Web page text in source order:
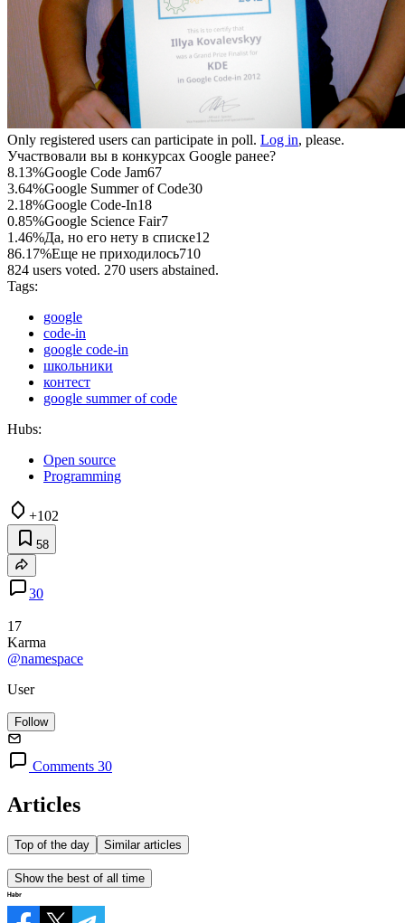
Only registered users can participate in poll. Log in, please.
Участвовали вы в конкурсах Google ранее?
8.13%Google Code Jam67
3.64%Google Summer of Code30
2.18%Google Code-In18
0.85%Google Science Fair7
1.46%Да, но его нету в списке12
86.17%Еще не приходилось710
824 users voted. 270 users abstained.
Tags:
google
code-in
google code-in
школьники
контест
google summer of code
Hubs:
Open source
Programming
+102
58
30
17
Karma
@namespace
User
Follow
Comments 30
Articles
Top of the day Similar articles
Show the best of all time